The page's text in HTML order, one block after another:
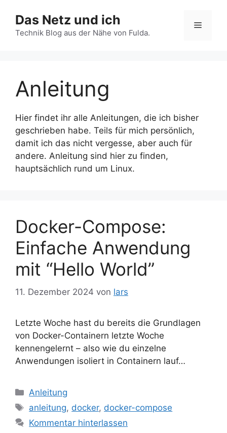
Inhalt
springen
Das Netz und ich
Technik Blog aus der Nähe von Fulda.
Menü
Anleitung
Hier findet ihr alle Anleitungen, die ich bisher
geschrieben habe. Teils für mich persönlich,
damit ich das nicht vergesse, aber auch für
andere. Anleitung sind hier zu finden,
hauptsächlich rund um Linux.
Docker-Compose:
Einfache Anwendung
mit “Hello World”
11. Dezember 2024 von lars
Letzte Woche hast du bereits die Grundlagen
von Docker-Containern letzte Woche
kennengelernt – also wie du einzelne
Anwendungen isoliert in Containern lauf…
Kategorien
Anleitung
Schlagwörter
anleitung, docker, docker-compose
Kommentar hinterlassen